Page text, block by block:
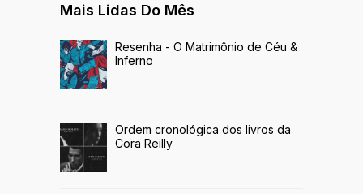
Mais Lidas Do Mês
Resenha - O Matrimônio de Céu &
Inferno
Ordem cronológica dos livros da
Cora Reilly